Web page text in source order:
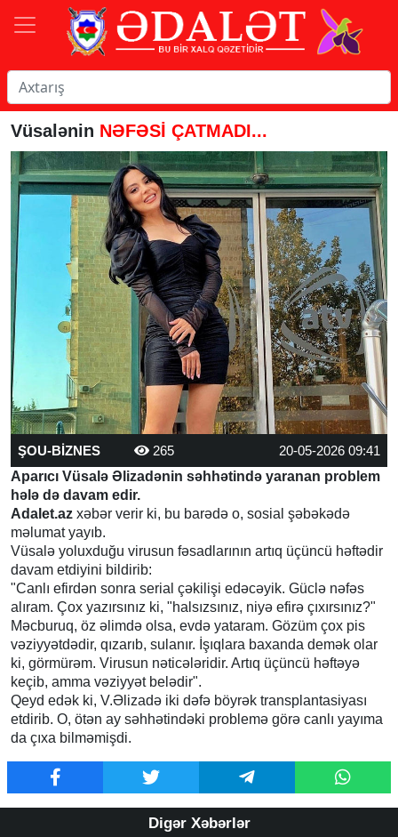
Vüsalənin NƏFƏSİ ÇATMADI...
ŞOU-BİZNES 265
20-05-2026 09:41
Aparıcı Vüsalə Əlizadənin səhhətində yaranan problem
hələ də davam edir.
Adalet.az xəbər verir ki, bu barədə o, sosial şəbəkədə
məlumat yayıb.
Vüsalə yoluxduğu virusun fəsadlarının artıq üçüncü həftədir
davam etdiyini bildirib:
"Canlı efirdən sonra serial çəkilişi edəcəyik. Güclə nəfəs
alıram. Çox yazırsınız ki, "halsızsınız, niyə efirə çıxırsınız?"
Məcburuq, öz əlimdə olsa, evdə yataram. Gözüm çox pis
vəziyyətdədir, qızarıb, sulanır. İşıqlara baxanda demək olar
ki, görmürəm. Virusun nəticələridir. Artıq üçüncü həftəyə
keçib, amma vəziyyət belədir".
Qeyd edək ki, V.Əlizadə iki dəfə böyrək transplantasiyası
etdirib. O, ötən ay səhhətindəki problemə görə canlı yayıma
da çıxa bilməmişdi.
Digər Xəbərlər